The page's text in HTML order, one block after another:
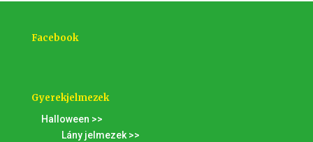
Facebook
Gyerekjelmezek
Halloween >>
Lány jelmezek >>